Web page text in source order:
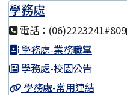
學務處
電話：(06)2223241#809
學務處-業務職掌
學務處-校園公告
學務處-常用連結